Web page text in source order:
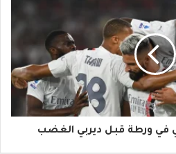
في ورطة قبل ديربي الغضب